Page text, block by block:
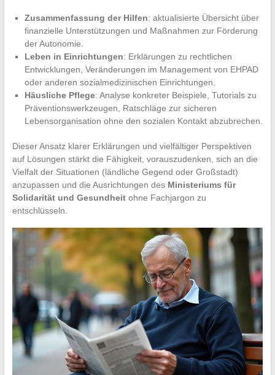
Zusammenfassung der Hilfen: aktualisierte Übersicht über
finanzielle Unterstützungen und Maßnahmen zur Förderung
der Autonomie.
Leben in Einrichtungen: Erklärungen zu rechtlichen
Entwicklungen, Veränderungen im Management von EHPAD
oder anderen sozialmedizinischen Einrichtungen.
Häusliche Pflege: Analyse konkreter Beispiele, Tutorials zu
Präventionswerkzeugen, Ratschläge zur sicheren
Lebensorganisation ohne den sozialen Kontakt abzubrechen.
Dieser Ansatz klarer Erklärungen und vielfältiger Perspektiven
auf Lösungen stärkt die Fähigkeit, vorauszudenken, sich an die
Vielfalt der Situationen (ländliche Gegend oder Großstadt)
anzupassen und die Ausrichtungen des Ministeriums für
Solidarität und Gesundheitohne Fachjargon zu
entschlüsseln.